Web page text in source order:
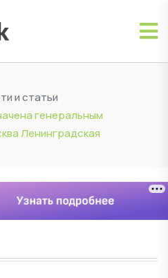
и статьи
генеральным
Ленинградская